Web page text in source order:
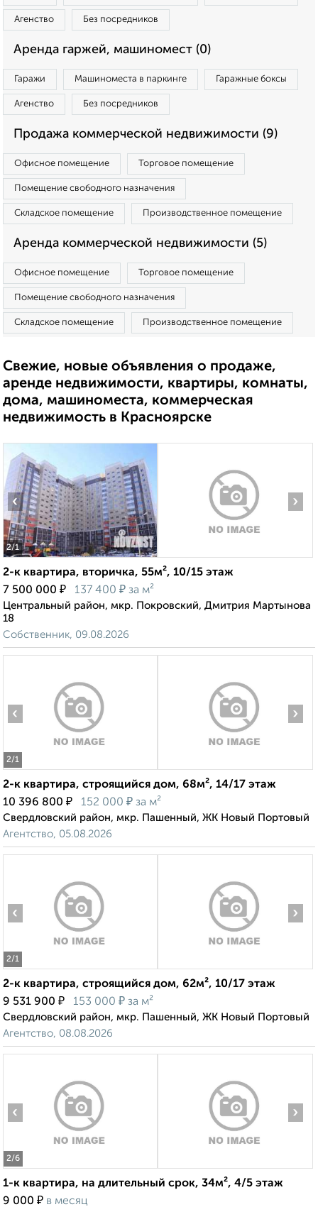
Агенство Без посредников
Аренда гаржей, машиномест (0)
Гаражи Машиноместа в паркинге Гаражные боксы
Агенство Без посредников
Продажа коммерческой недвижимости (9)
Офисное помещение Торговое помещение
Помещение свободного назначения
Складское помещение Производственное помещение
Аренда коммерческой недвижимости (5)
Офисное помещение Торговое помещение
Помещение свободного назначения
Складское помещение Производственное помещение
Свежие, новые объявления о продаже,
аренде недвижимости, квартиры, комнаты,
дома, машиноместа, коммерческая
недвижимость в Красноярске
2/1
‹ ›
2-к квартира, вторичка, 55м², 10/15 этаж
7 500 000 ₽ 137 400 ₽ за м²
Центральный район, мкр. Покровский, Дмитрия Мартынова
18
Собственник, 09.08.2026
2/1
‹ ›
2-к квартира, строящийся дом, 68м², 14/17 этаж
10 396 800 ₽ 152 000 ₽ за м²
Свердловский район, мкр. Пашенный, ЖК Новый Портовый
Агентство, 05.08.2026
2/1
‹ ›
2-к квартира, строящийся дом, 62м², 10/17 этаж
9 531 900 ₽ 153 000 ₽ за м²
Свердловский район, мкр. Пашенный, ЖК Новый Портовый
Агентство, 08.08.2026
2/6
‹ ›
1-к квартира, на длительный срок, 34м², 4/5 этаж
9 000 ₽ в месяц